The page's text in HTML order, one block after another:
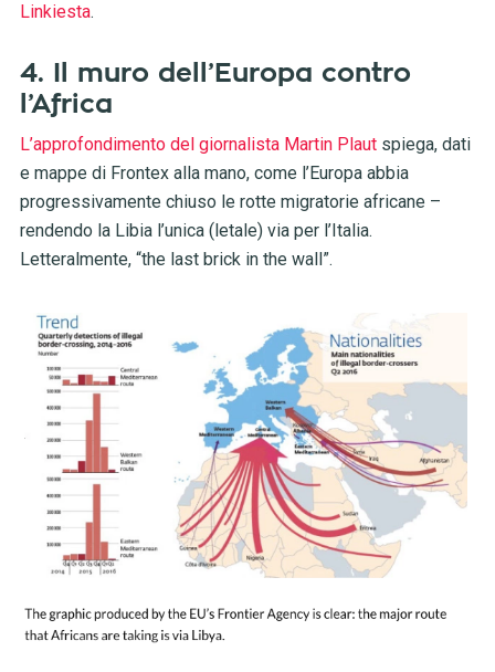
Linkiesta.
4. Il muro dell’Europa contro
l’Africa
L’approfondimento del giornalista Martin Plautspiega, dati
e mappe di Frontex alla mano, come l’Europa abbia
progressivamente chiuso le rotte migratorie africane –
rendendo la Libia l’unica (letale) via per l’Italia.
Letteralmente, “the last brick in the wall”.